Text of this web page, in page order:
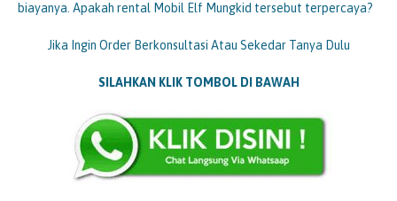
biayanya. Apakah rental Mobil Elf Mungkid tersebut terpercaya?
Jika Ingin Order Berkonsultasi Atau Sekedar Tanya Dulu
SILAHKAN KLIK TOMBOL DI BAWAH